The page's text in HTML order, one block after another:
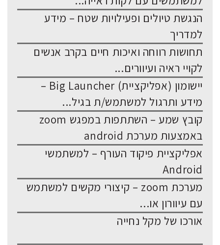
הנגשת טיולים ופעילויות שטח – מידע
למדריך
תחושות רווחה ואיכות חיים בקרב אנשים
לקויי ראיה ועיוורים...
יישומון (אפליקציית) Big Launcher –
מידע ותרגול למשתמש/ת בגיל...
קובץ שמע – השתתפות במפגש zoom
באמצעות מערכת android
אפליקציית פיקוד העורף – למשתמשי
Android
מערכת zoom – קיצורי מקשים למשתמש
עם עיוורון או...
אורכו של מקל נחייה